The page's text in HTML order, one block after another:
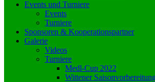
Events und Turniere
Events
Turniere
Sponsoren & Kooperationspartner
Galerie
Videos
Turniere
Medl-Cup 2022
Wittener